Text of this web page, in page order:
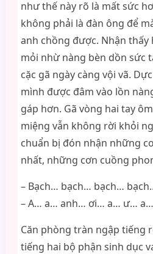
như thế này rõ là mất sức
không phải là đàn ông để
anh chồng được. Nhận thấy
mỏi nhừ nàng bèn dồn sức
cặc gã ngày càng vội vã.
mình được đâm vào lồn
gáp hơn. Gã vòng hai tay
miệng vẫn không rời khỏi
chuẩn bị đón nhận những
nhất, những cơn cuồng
– Bạch… bạch… bạch…
– A… a… anh… ơi… a… ư…
Căn phòng tràn ngập tiếng
tiếng hai bộ phận sinh dục